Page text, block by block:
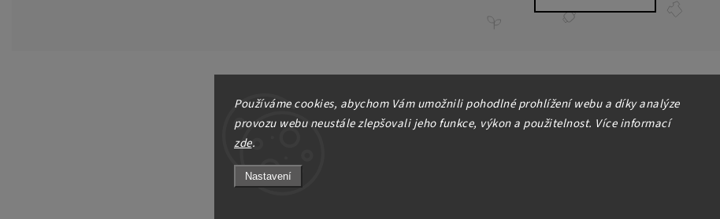
Používáme cookies, abychom Vám umožnili pohodlné prohlížení webu a díky analýze
provozu webu neustále zlepšovali jeho funkce, výkon a použitelnost. Více informací
zde.
Nastavení